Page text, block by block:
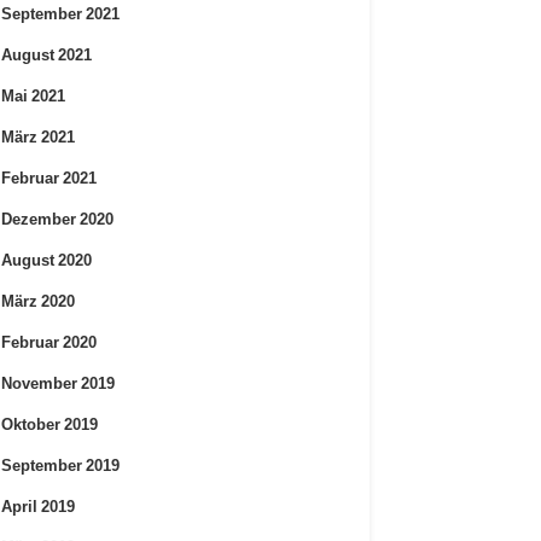
September 2021
August 2021
Mai 2021
März 2021
Februar 2021
Dezember 2020
August 2020
März 2020
Februar 2020
November 2019
Oktober 2019
September 2019
April 2019